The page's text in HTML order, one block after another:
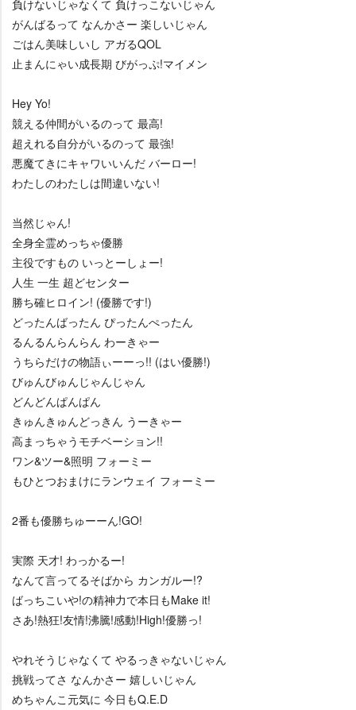
負けないじゃなくて 負けっこないじゃん
がんばるって なんかさー 楽しいじゃん
ごはん美味しいし アガるQOL
止まんにゃい成長期 びがっぷ!マイメン
Hey Yo!
競える仲間がいるのって 最高!
超えれる自分がいるのって 最強!
悪魔てきにキャワいいんだ バーロー!
わたしのわたしは間違いない!
当然じゃん!
全身全霊めっちゃ優勝
主役ですもの いっとーしょー!
人生 一生 超どセンター
勝ち確ヒロイン! (優勝です!)
どったんばったん ぴったんぺったん
るんるんらんらん わーきゃー
うちらだけの物語ぃーーっ!! (はい優勝!)
びゅんびゅんじゃんじゃん
どんどんぱんぱん
きゅんきゅんどっきん うーきゃー
高まっちゃうモチベーション!!
ワン&ツー&照明 フォーミー
もひとつおまけにランウェイ フォーミー
2番も優勝ちゅーーん!GO!
実際 天才! わっかるー!
なんて言ってるそばから カンガルー!?
ばっちこいや!の精神力で本日もMake it!
さあ!熱狂!友情!沸騰!感動!High!優勝っ!
れそうじゃなくて やるっきゃないじゃん
挑戦ってさ なんかさー 嬉しいじゃん
めちゃんこ元気に 今日もQ.E.D